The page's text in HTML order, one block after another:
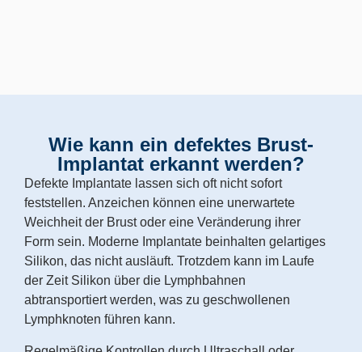
Wie kann ein defektes Brust-
Implantat erkannt werden?
Defekte Implantate lassen sich oft nicht sofort
feststellen. Anzeichen können eine unerwartete
Weichheit der Brust oder eine Veränderung ihrer
Form sein. Moderne Implantate beinhalten gelartiges
Silikon, das nicht ausläuft. Trotzdem kann im Laufe
der Zeit Silikon über die Lymphbahnen
abtransportiert werden, was zu geschwollenen
Lymphknoten führen kann.